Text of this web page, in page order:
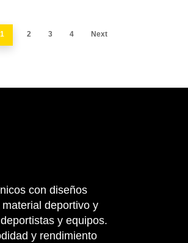
1 2 3 4 Next
con diseños
deportivo y
y equipos.
y rendimiento